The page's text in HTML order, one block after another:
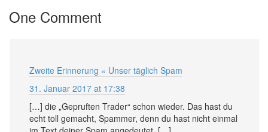
One Comment
Zweite Erinnerung « Unser täglich Spam
31. Januar 2017 at 17:38
[…] die „Gepruften Trader“ schon wieder. Das hast du
echt toll gemacht, Spammer, denn du hast nicht einmal